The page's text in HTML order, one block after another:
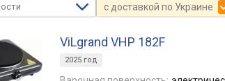
с доставкой по Украине
ViLgrand VHP 182F
2025 год